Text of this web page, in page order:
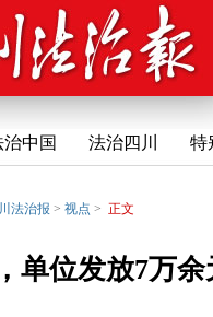
治中国 法治四川 特
法治报 > 视点 > 正文
单位发放7万